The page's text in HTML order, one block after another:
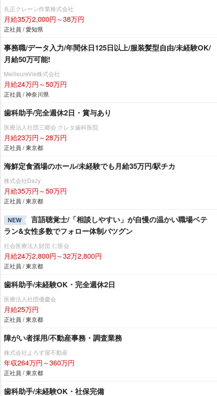
丸正クレーン作業株式会社
月給35万2,000円～38万円
正社員 / 愛知県
事務職/データ入力/年間休日125日以上/服装髪型自由/未経験OK/
月給50万可能!
MeilleureVie株式会社
月給24万円～50万円
正社員 / 神奈川県
歯科助手/完全週休2日・賞与あり
医療法人社団三郷会 クレタ歯科医院
月給23万円～28万円
正社員 / 東京都
海鮮定食酒場のホール/未経験でも月給35万円/駅チカ
株式会社Dazy
月給35万円～50万円
正社員 / 東京都
NEW
言語聴覚士/「相談しやすい」が自慢の温かい職場ベテ
ラン&女性多数でフォロー体制バツグン
社会医療法人財団 仁医会
月給24万2,800円～32万2,800円
正社員 / 東京都
歯科助手/未経験OK・完全週休2日
医療法人社団優慶会
月給25万円
正社員 / 東京都
障がい者採用/不動産事務・調査業務
株式会社よろず屋不動産
年収264万円～360万円
正社員 / 東京都
歯科助手/未経験OK・社保完備